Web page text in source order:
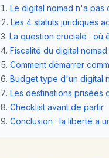
Le digital nomad n'a pas
Les 4 statuts juridiques
La question cruciale : où
Fiscalité du digital
Comment démarrer
Budget type d'un digital
Les destinations prisées
Checklist avant de partir
Conclusion : la liberté a